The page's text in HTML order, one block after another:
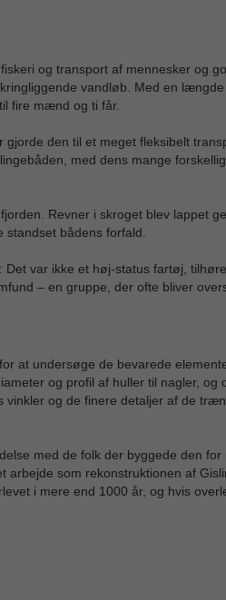
og transport af mennesker og
vandløb. Med en
fire mænd og ti får.
den til et meget fleksibelt
med dens mange
Revner i skroget blev lappet
bådens forfald.
var ikke et høj-status fartøj,
– en gruppe, der ofte bliver
at undersøge de bevarede
og profil af huller til nagler, og
og de finere detaljer af de
med de folk der byggede den for
som rekonstruktionen af
i mere end 1000 år, og hvis